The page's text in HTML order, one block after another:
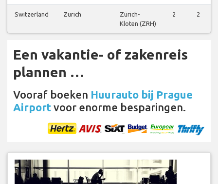
Switzerland Zurich
Zürich-
Kloten (ZRH)
2 2
Een vakantie- of zakenreis
plannen …
Vooraf boeken Huurauto bij Prague
Airport voor enorme besparingen.